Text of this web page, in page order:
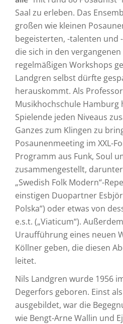
Saal zu erleben. Das
großen wie kleinen
begeisterten, -talenten und
die sich in den
regelmäßigen Workshops
Landgren selbst dürfte
herauskommt. Als
Musikhochschule Hamburg
Spielende jeden Niveaus
Ganzes zum Klingen zu
Posaunenmeeting im XXL-
Programm aus Funk, Soul
zusammengestellt,
„Swedish Folk Modern“-
einstigen Duopartner
Polska“) oder etwas von
e.s.t. („Viaticum“).
Uraufführung eines neuen
Köllner geben, die diesen
leitet.
Nils Landgren wurde 1956
Degerfors geboren. Einst
ausgebildet, war die
wie Bengt-Arne Wallin und